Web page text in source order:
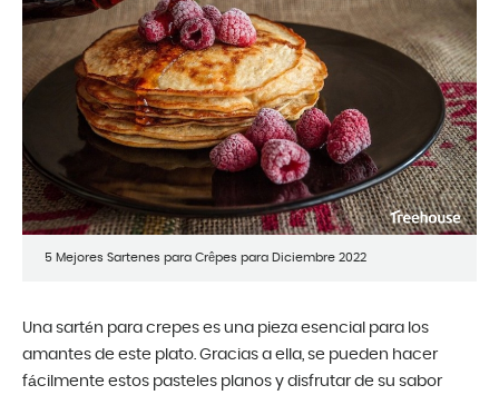
5 Mejores Sartenes para Crêpes para Diciembre 2022
Una sartén para crepes es una pieza esencial para los
amantes de este plato. Gracias a ella, se pueden hacer
fácilmente estos pasteles planos y disfrutar de su sabor